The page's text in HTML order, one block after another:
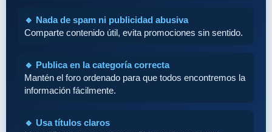
🔹 Nada de spam ni publicidad abusiva
Comparte contenido útil, evita promociones sin sentido.
🔹 Publica en la categoría correcta
Mantén el foro ordenado para que todos encontremos la
información fácilmente.
🔹 Usa títulos claros